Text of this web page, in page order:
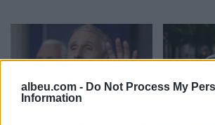
albeu.com - Do Not Process My
Information